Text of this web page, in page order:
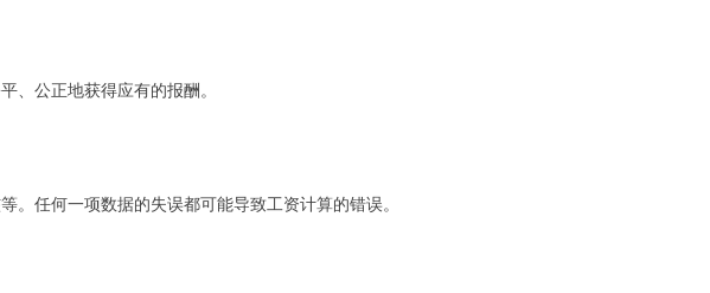
、公正地获得应有的报酬。
。任何一项数据的失误都可能导致工资计算的错误。